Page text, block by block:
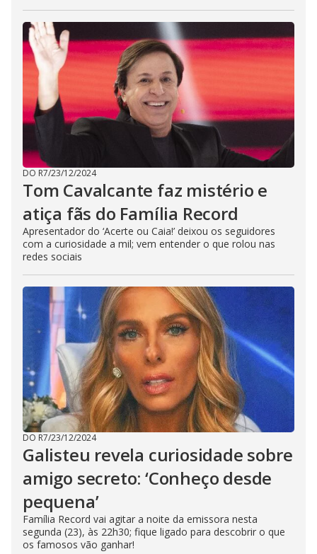
DO R7/23/12/2024
Tom Cavalcante faz mistério e
atiça fãs do Família Record
Apresentador do ‘Acerte ou Caia!’ deixou os seguidores
com a curiosidade a mil; vem entender o que rolou nas
redes sociais
DO R7/23/12/2024
Galisteu revela curiosidade sobre
amigo secreto: ‘Conheço desde
pequena’
Família Record vai agitar a noite da emissora nesta
segunda (23), às 22h30; fique ligado para descobrir o que
os famosos vão ganhar!